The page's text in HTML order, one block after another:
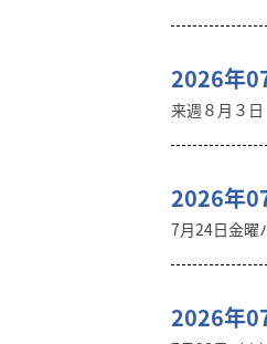
2026年
来週８月３日
2026年
7月24日金曜
2026年